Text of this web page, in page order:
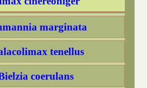
marginata
tenellus
coerulans